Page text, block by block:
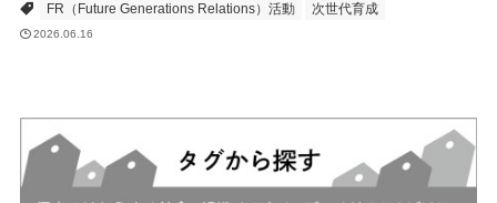
FR（Future Generations Relations）活動 次世代育成
2026.06.16